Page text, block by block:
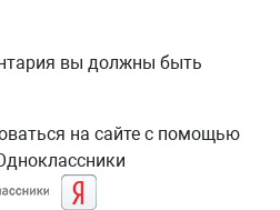
вы должны быть
на сайте с помощью